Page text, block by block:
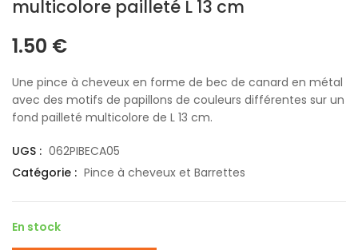
multicolore pailleté L 13 cm
1.50 €
Une pince à cheveux en forme de bec de canard en métal
avec des motifs de papillons de couleurs différentes sur un
fond pailleté multicolore de L 13 cm.
UGS : 062PIBECA05
Catégorie : Pince à cheveux et Barrettes
En stock